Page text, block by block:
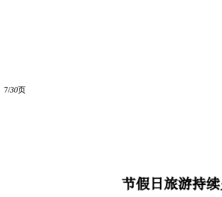
7/30页